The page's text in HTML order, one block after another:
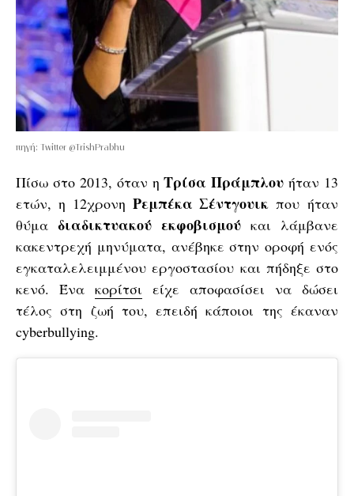
πηγή: Twitter @TrishPrabhu
Πίσω στο 2013, όταν ηΤρίσα Πράμπλου ήταν 13
ετών, η 12χρονη Ρεμπέκα Σέντγουικπου ήταν
θύμα διαδικτυακού εκφοβισμού και λάμβανε
κακεντρεχή μηνύματα, ανέβηκε στην οροφή ενός
εγκαταλελειμμένου εργοστασίου και πήδηξε στο
κενό. Ένα κορίτσι είχε αποφασίσει να δώσει
τέλος στη ζωή του, επειδή κάποιοι της έκαναν
cyberbullying.